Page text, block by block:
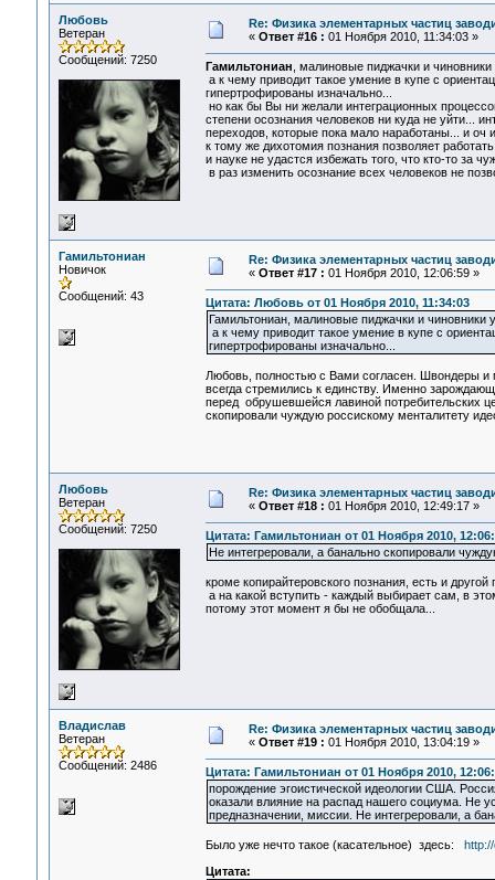
Любовь
Ветеран
Сообщений: 7250
Re: Физика элементарных частиц
« Ответ #16 : 01 Ноября 2010, 11:34:03 »
Гамильтониан , малиновые пиджачки и
а к чему приводит такое умение в купе с
гипертрофированы изначально...
но как бы Вы ни желали интеграционных
степени осознания человеков ни куда не уйти...
переходов, которые пока мало наработаны... и оч
к тому же дихотомия познания позволяет
и науке не удастся избежать того, что кто-то за
в раз изменить осознание всех человеков не
Гамильтониан
Новичок
Сообщений: 43
Re: Физика элементарных частиц
« Ответ #17 : 01 Ноября 2010, 12:06:59 »
Цитата: Любовь от 01 Ноября 2010, 11:34:03
Гамильтониан, малиновые пиджачки и чиновники
а к чему приводит такое умение в купе с
гипертрофированы изначально...
Любовь, полностью с Вами согласен. Швондеры и
всегда стремились к единству. Именно
перед обрушевшейся лавиной потребительских
скопировали чуждую россискому менталитету
Любовь
Ветеран
Сообщений: 7250
Re: Физика элементарных частиц
« Ответ #18 : 01 Ноября 2010, 12:49:17 »
Цитата: Гамильтониан от 01 Ноября 2010,
Не интегреровали, а банально скопировали
кроме копирайтеровского познания, есть и другой
а на какой вступить - каждый выбирает сам, в
потому этот момент я бы не обобщала...
Владислав
Ветеран
Сообщений: 2486
Re: Физика элементарных частиц
« Ответ #19 : 01 Ноября 2010, 13:04:19 »
Цитата: Гамильтониан от 01 Ноября 2010,
порождение эгоистической идеологии США.
оказали влияние на распад нашего социума. Не
предназначении, миссии. Не интегреровали, а
Было уже нечто такое (касательное) здесь:
Цитата: